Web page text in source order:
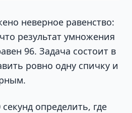
неверное равенство:
результат умножения
96. Задача состоит в
ровно одну спичку и
определить, где